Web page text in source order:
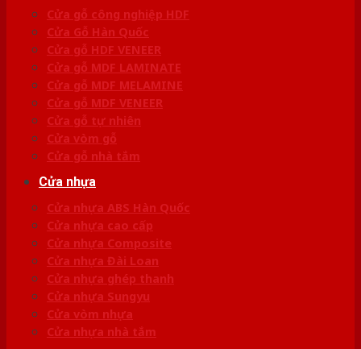
Cửa gỗ công nghiệp HDF
Cửa Gỗ Hàn Quốc
Cửa gỗ HDF VENEER
Cửa gỗ MDF LAMINATE
Cửa gỗ MDF MELAMINE
Cửa gỗ MDF VENEER
Cửa gỗ tự nhiên
Cửa vòm gỗ
Cửa gỗ nhà tắm
Cửa nhựa
Cửa nhựa ABS Hàn Quốc
Cửa nhựa cao cấp
Cửa nhựa Composite
Cửa nhựa Đài Loan
Cửa nhựa ghép thanh
Cửa nhựa Sungyu
Cửa vòm nhựa
Cửa nhựa nhà tắm